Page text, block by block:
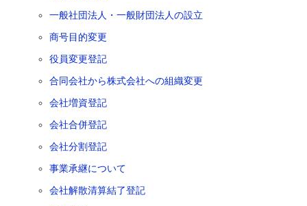
一般社団法人・一般財団法人の設立
商号目的変更
役員変更登記
合同会社から株式会社への組織変更
会社増資登記
会社合併登記
会社分割登記
事業承継について
会社解散清算結了登記